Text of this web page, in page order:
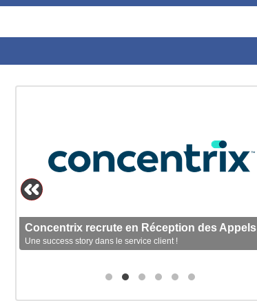
Concentrix recrute en Réception des Appels
Une success story dans le service client !